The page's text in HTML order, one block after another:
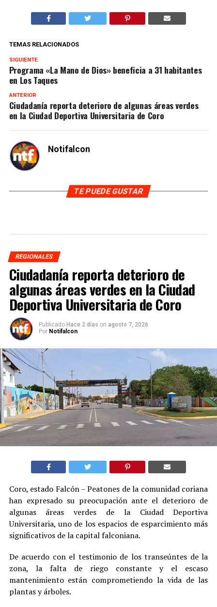
TEMAS RELACIONADOS
SIGUIENTE
Programa «La Mano de Dios» beneficia a 31 habitantes
en Los Taques
ANTERIOR
Ciudadanía reporta deterioro de algunas áreas verdes
en la Ciudad Deportiva Universitaria de Coro
Notifalcon
TE PUEDE GUSTAR
REGIONALES
Ciudadanía reporta deterioro de
algunas áreas verdes en la Ciudad
Deportiva Universitaria de Coro
Publicado Hace 2 días on agosto 7, 2026
Por Notifalcon
Coro, estado Falcón – Peatones de la comunidad coriana
han expresado su preocupación ante el deterioro de
algunas áreas verdes de la Ciudad Deportiva
Universitaria, uno de los espacios de esparcimiento más
significativos de la capital falconiana.
De acuerdo con el testimonio de los transeúntes de la
zona, la falta de riego constante y el escaso
mantenimiento están comprometiendo la vida de las
plantas y árboles.